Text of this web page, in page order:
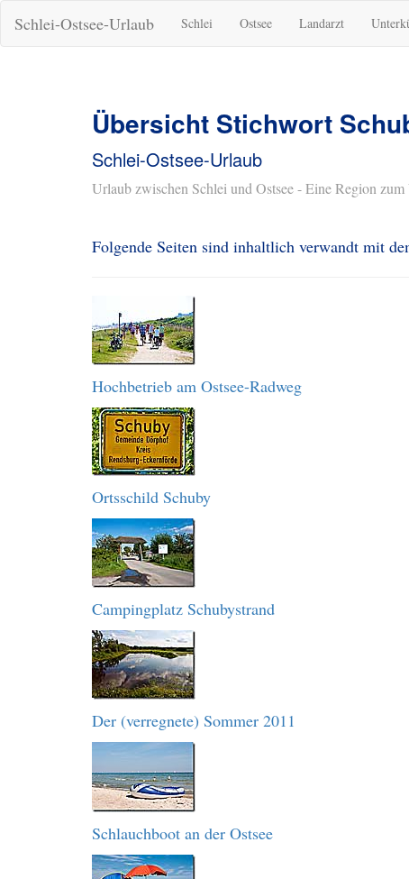
Schlei-Ostsee-Urlaub Schlei Ostsee Landarzt
Übersicht Stichwort
Schlei-Ostsee-Urlaub
Urlaub zwischen Schlei und Ostsee - Eine Region zum
Folgende Seiten sind inhaltlich verwandt mit
Hochbetrieb am Ostsee-Radweg
Ortsschild Schuby
Campingplatz Schubystrand
Der (verregnete) Sommer 2011
Schlauchboot an der Ostsee